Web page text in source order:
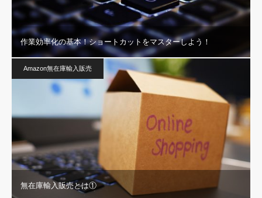
作業効率化の基本！ショートカットをマスターしよう！
Amazon無在庫輸入販売
無在庫輸入販売とは①